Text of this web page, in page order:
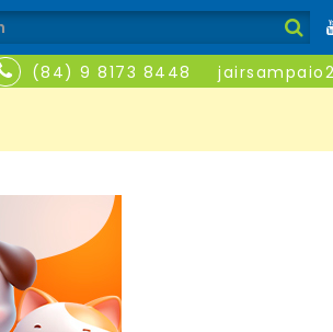
(84) 9 8173 8448